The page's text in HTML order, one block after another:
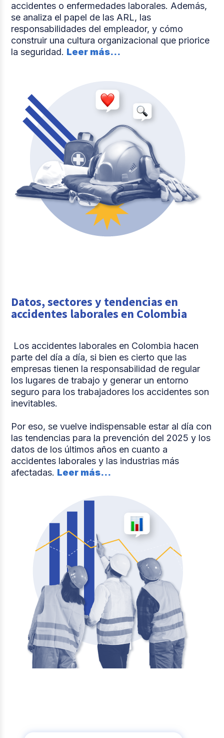
accidentes o enfermedades laborales. Además,
se analiza el papel de las ARL, las
responsabilidades del empleador, y cómo
construir una cultura organizacional que priorice
la seguridad. Leer más...
Datos, sectores y tendencias en
accidentes laborales en Colombia
Los accidentes laborales en Colombia hacen
parte del día a día, si bien es cierto que las
empresas tienen la responsabilidad de regular
los lugares de trabajo y generar un entorno
seguro para los trabajadores los accidentes son
inevitables.
Por eso, se vuelve indispensable estar al día con
las tendencias para la prevención del 2025 y los
datos de los últimos años en cuanto a
accidentes laborales y las industrias más
afectadas. Leer más...